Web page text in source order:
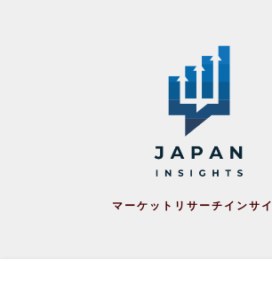
マーケットリサーチインサ